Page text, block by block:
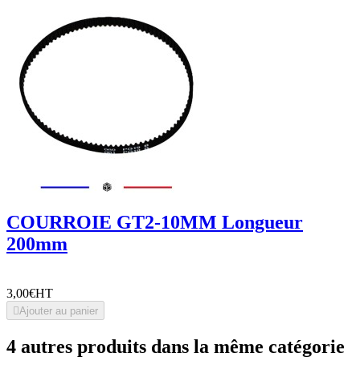
COURROIE GT2-10MM Longueur
200mm
3,00€HT
Ajouter au panier
4 autres produits dans la même catégorie